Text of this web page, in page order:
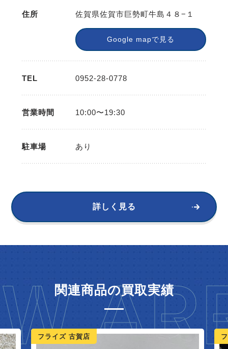
住所 佐賀県佐賀市巨勢町牛島４８−１
Google mapで見る
TEL 0952-28-0778
営業時間 10:00〜19:30
駐車場 あり
詳しく見る
関連商品の買取実績
イズ 古賀店 フライズ 鳥栖店